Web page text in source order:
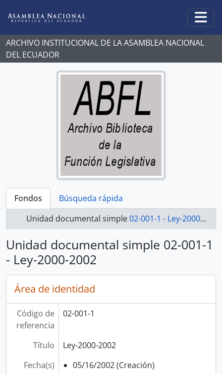
ARCHIVO INSTITUCIONAL DE LA ASAMBLEA NACIONAL
DEL ECUADOR
Fondos
Búsqueda rápida
Unidad documental simple02-001-1 - Ley-2000-2002
Unidad documental simple 02-001-1
- Ley-2000-2002
Área de identidad
Código de
referencia
02-001-1
Título
Ley-2000-2002
Fecha(s)
05/16/2002 (Creación)